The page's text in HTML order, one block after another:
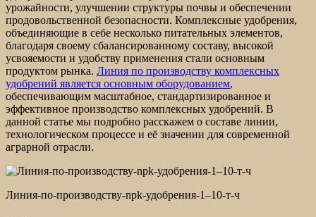
урожайности, улучшении структуры почвы и обеспечении
продовольственной безопасности. Комплексные удобрения,
объединяющие в себе несколько питательных элементов,
благодаря своему сбалансированному составу, высокой
усвояемости и удобству применения стали основным
продуктом рынка. Линия по производству комплексных
удобрений является основным оборудованием,
обеспечивающим масштабное, стандартизированное и
эффективное производство комплексных удобрений. В
данной статье мы подробно расскажем о составе линии,
технологическом процессе и её значении для современной
аграрной отрасли.
Линия-по-производству-npk-удобрения-1–10-т-ч